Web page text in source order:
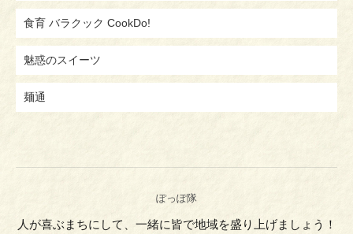
食育 バラクック CookDo!
魅惑のスイーツ
麺通
ぽっぽ隊
人が喜ぶまちにして、一緒に皆で地域を盛り上げましょう！